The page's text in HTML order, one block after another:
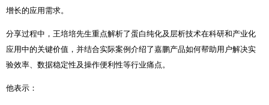
增长的应用需求。
分享过程中，王培培先生重点解析了蛋白纯化及层析技术在科研和产业化
应用中的关键价值，并结合实际案例介绍了嘉鹏产品如何帮助用户解决实
验效率、数据稳定性及操作便利性等行业痛点。
他表示：